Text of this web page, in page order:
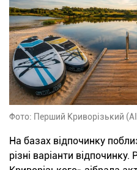
Фото: Перший Криворізький
На базах відпочинку
різні варіанти